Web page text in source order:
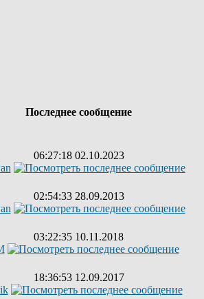
Последнее сообщение
06:27:18 02.10.2023
02:54:33 28.09.2013
03:22:35 10.11.2018
18:36:53 12.09.2017